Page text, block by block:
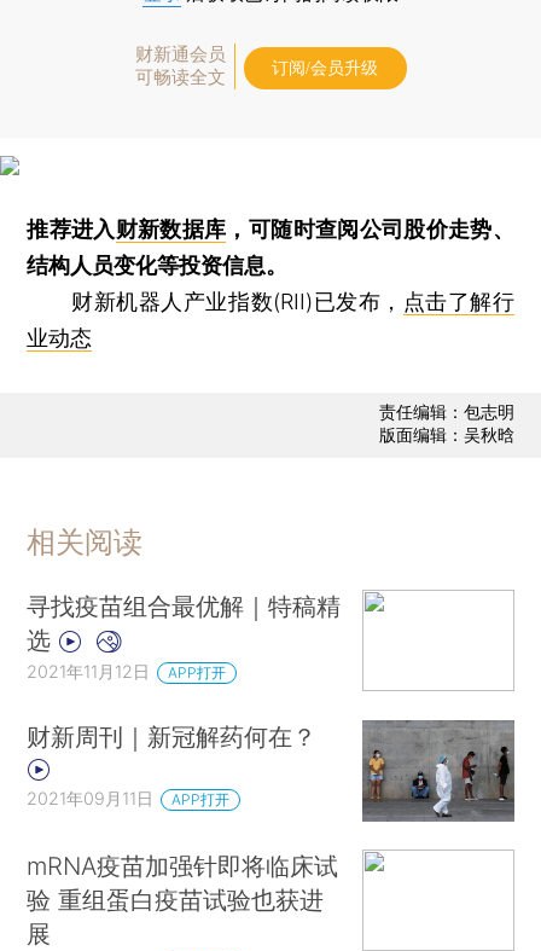
财新通会员
可畅读全文
订阅/会员升级
推荐进入财新数据库 ，可随时查阅公司股价走势、
结构人员变化等投资信息。
财新机器人产业指数(RII)已发布， 点击了解行
业动态
责任编辑：包志明
版面编辑：吴秋晗
相关阅读
寻找疫苗组合最优解｜特稿精
选
2021年11月12日 APP打开
财新周刊｜新冠解药何在？
2021年09月11日 APP打开
mRNA疫苗加强针即将临床试
验 重组蛋白疫苗试验也获进
展